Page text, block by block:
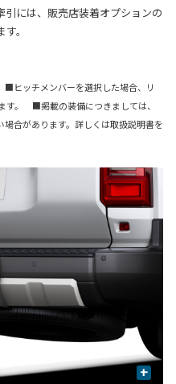
には、販売店装着オプションの
。
ヒッチメンバーを選択した場合、リ
す。 ■掲載の装備につきましては、
合があります。詳しくは取扱説明書を
+